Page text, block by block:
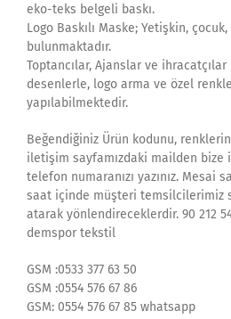
eko-teks belgeli baskı.
Logo Baskılı Maske; Yetişkin,
bulunmaktadır.
Toptancılar, Ajanslar ve ihracatçılar
desenlerle, logo arma ve özel
yapılabilmektedir.
Beğendiğiniz Ürün kodunu,
iletişim sayfamızdaki mailden bize
telefon numaranızı yazınız. Mesai
saat içinde müşteri temsilcilerimiz
atarak yönlendireceklerdir. 90 212
demspor tekstil
GSM :0533 377 63 50
GSM :0554 576 67 86
GSM: 0554 576 67 85 whatsapp